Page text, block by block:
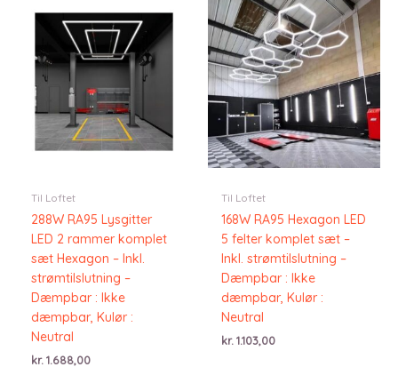
Til Loftet
288W RA95 Lysgitter
LED 2 rammer komplet
sæt Hexagon – Inkl.
strømtilslutning –
Dæmpbar : Ikke
dæmpbar, Kulør :
Neutral
kr. 1.688,00
Til Loftet
168W RA95 Hexagon LED
5 felter komplet sæt –
Inkl. strømtilslutning –
Dæmpbar : Ikke
dæmpbar, Kulør :
Neutral
kr. 1.103,00